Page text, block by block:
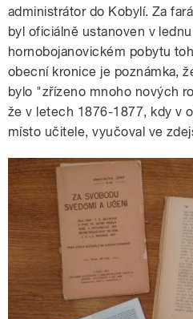
administrátor do Kobylí. Za
byl oficiálně ustanoven v
hornobojanovickém pobytu
obecní kronice je poznámka,
bylo "zřízeno mnoho nových
že v letech 1876-1877, kdy v
místo učitele, vyučoval ve